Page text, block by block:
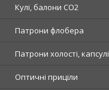
Кулі, балони СО2
Патрони флобера
Патрони холості, капсулі
Оптичні приціли